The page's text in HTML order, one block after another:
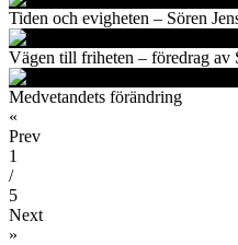
Tiden och evigheten – Sören
Vägen till friheten – föredrag av
Medvetandets förändring
«
Prev
1
/
5
Next
»